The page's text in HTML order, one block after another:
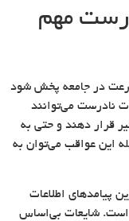
مهم
سرعت در جامعه پخش شود
نادرست می‌توانند
قرار دهند و حتی به
این عواقب می‌توان به
پیامدهای اطلاعات
است. شایعات بی‌اساس